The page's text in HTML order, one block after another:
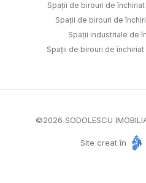
Spații de birouri de
Spații de birouri de
Spații industriale de
Spații de birouri de
©2026 SODOLESCU
Site creat în